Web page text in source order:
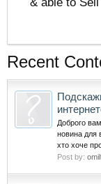
Recent
Доброго
новина для
хто хоче
Post by: